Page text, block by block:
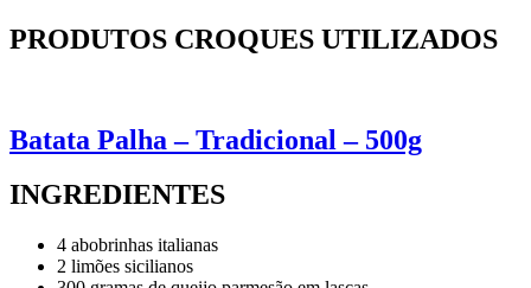
PRODUTOS CROQUES UTILIZADOS
Batata Palha – Tradicional – 500g
INGREDIENTES
4 abobrinhas italianas
2 limões sicilianos